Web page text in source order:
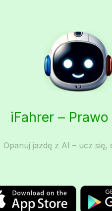
iFahrer –
Opanuj jazdę z AI – ucz się,